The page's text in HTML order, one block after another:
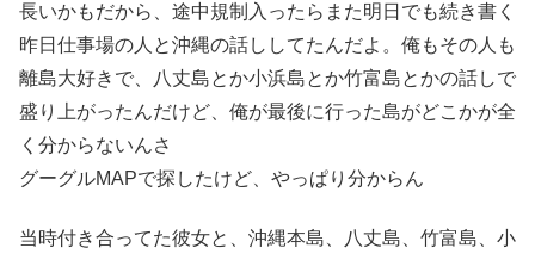
長いかもだから、途中規制入ったらまた明日でも続き書く
昨日仕事場の人と沖縄の話ししてたんだよ。俺もその人も
離島大好きで、八丈島とか小浜島とか竹富島とかの話しで
盛り上がったんだけど、俺が最後に行った島がどこかが全
く分からないんさ
グーグルMAPで探したけど、やっぱり分からん
当時付き合ってた彼女と、沖縄本島、八丈島、竹富島、小